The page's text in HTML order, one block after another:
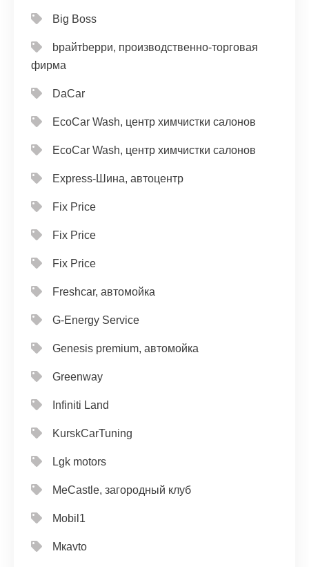
Big Boss
bрайтbерри, производственно-торговая
фирма
DaCar
EcoCar Wash, центр химчистки салонов
EcoCar Wash, центр химчистки салонов
Express-Шина, автоцентр
Fix Price
Fix Price
Fix Price
Freshcar, автомойка
G-Energy Service
Genesis premium, автомойка
Greenway
Infiniti Land
KurskCarTuning
Lgk motors
MeCastle, загородный клуб
Mobil1
Mкavto